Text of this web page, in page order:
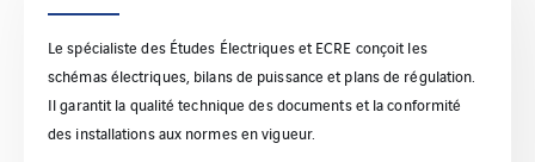
Le spécialiste des Études Électriques et ECRE conçoit les
schémas électriques, bilans de puissance et plans de régulation.
Il garantit la qualité technique des documents et la conformité
des installations aux normes en vigueur.